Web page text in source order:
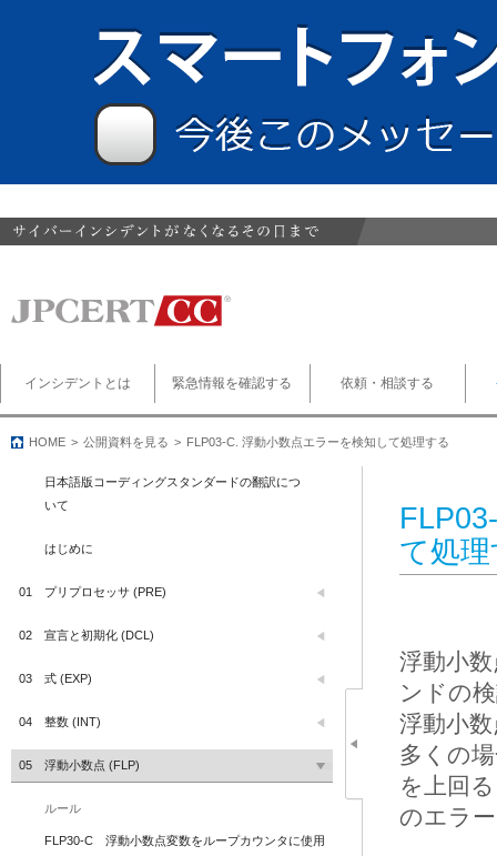
インシデントとは 緊急情報を確認する 依頼・相談する
HOME 公開資料を見る FLP03-C. 浮動小数点エラーを検知して処理する
て処
浮動小
ンドの
浮動小
多くの
を上回
のエラ
日本語版コーディングスタンダードの翻訳につ
いて
はじめに
01 プリプロセッサ (PRE)
02 宣言と初期化 (DCL)
03 式 (EXP)
04 整数 (INT)
05 浮動小数点 (FLP)
ルール
FLP30-C
浮動小数点変数をループカウンタに使用